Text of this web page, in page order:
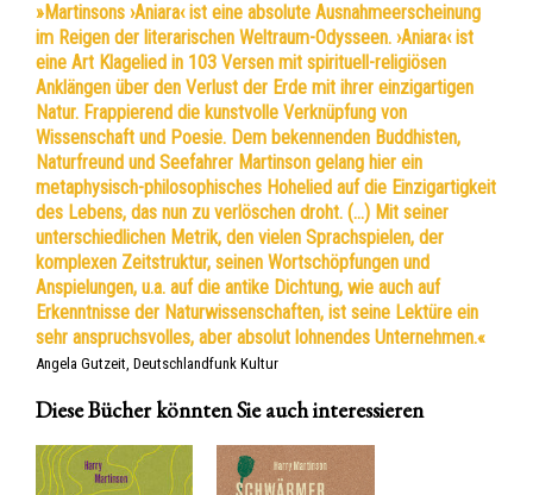
»Martinsons ›Aniara‹ ist eine absolute Ausnahmeerscheinung
im Reigen der literarischen Weltraum-Odysseen. ›Aniara‹ ist
eine Art Klagelied in 103 Versen mit spirituell-religiösen
Anklängen über den Verlust der Erde mit ihrer einzigartigen
Natur. Frappierend die kunstvolle Verknüpfung von
Wissenschaft und Poesie. Dem bekennenden Buddhisten,
Naturfreund und Seefahrer Martinson gelang hier ein
metaphysisch-philosophisches Hohelied auf die Einzigartigkeit
des Lebens, das nun zu verlöschen droht. (…) Mit seiner
unterschiedlichen Metrik, den vielen Sprachspielen, der
komplexen Zeitstruktur, seinen Wortschöpfungen und
Anspielungen, u.a. auf die antike Dichtung, wie auch auf
Erkenntnisse der Naturwissenschaften, ist seine Lektüre ein
sehr anspruchsvolles, aber absolut lohnendes Unternehmen.«
Angela Gutzeit, Deutschlandfunk Kultur
Diese Bücher könnten Sie auch interessieren